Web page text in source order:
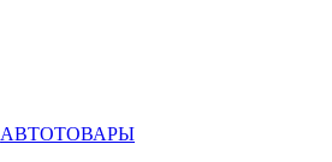
АВТОТОВАРЫ